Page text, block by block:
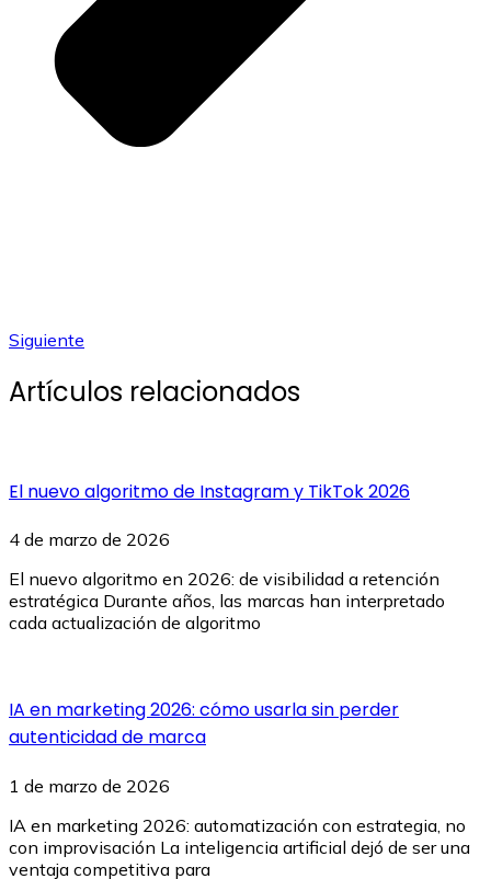
Siguiente
Artículos relacionados
El nuevo algoritmo de Instagram y TikTok 2026
4 de marzo de 2026
El nuevo algoritmo en 2026: de visibilidad a retención
estratégica Durante años, las marcas han interpretado
cada actualización de algoritmo
IA en marketing 2026: cómo usarla sin perder
autenticidad de marca
1 de marzo de 2026
IA en marketing 2026: automatización con estrategia, no
con improvisación La inteligencia artificial dejó de ser una
ventaja competitiva para